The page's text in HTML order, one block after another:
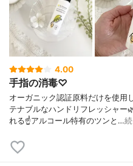
4.00
手指の消毒♡
オーガニック認証原料だけを使用
テナブルなハンドリフレッシャー
れる☝️アルコール特有のツンと…